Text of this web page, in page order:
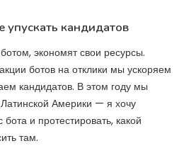
кандидатов
экономят свои ресурсы.
ботов на отклики мы ускоряем
кандидатов. В этом году мы
Америки — я хочу
и протестировать, какой
там.